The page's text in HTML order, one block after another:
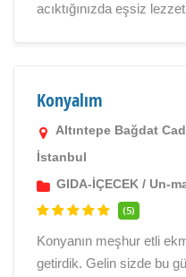
acıktığınızda eşsiz
Konyalım
Altıntepe Bağdat
İstanbul
GIDA-İÇECEK / Un-
(5)
Konyanın meşhur etli
getirdik. Gelin sizde bu